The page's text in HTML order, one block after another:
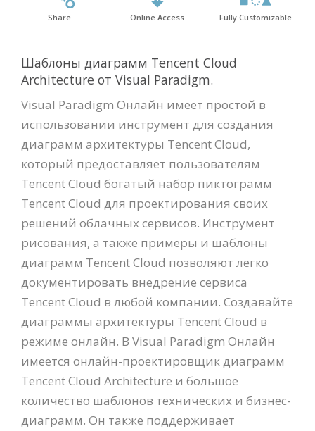
Share Online Access Fully Customizable
Шаблоны диаграмм Tencent Cloud
Architecture от Visual Paradigm.
Visual Paradigm Онлайн имеет простой в
использовании инструмент для создания
диаграмм архитектуры Tencent Cloud,
который предоставляет пользователям
Tencent Cloud богатый набор пиктограмм
Tencent Cloud для проектирования своих
решений облачных сервисов. Инструмент
рисования, а также примеры и шаблоны
диаграмм Tencent Cloud позволяют легко
документировать внедрение сервиса
Tencent Cloud в любой компании. Создавайте
диаграммы архитектуры Tencent Cloud в
режиме онлайн. В Visual Paradigm Онлайн
имеется онлайн-проектировщик диаграмм
Tencent Cloud Architecture и большое
количество шаблонов технических и бизнес-
диаграмм. Он также поддерживает